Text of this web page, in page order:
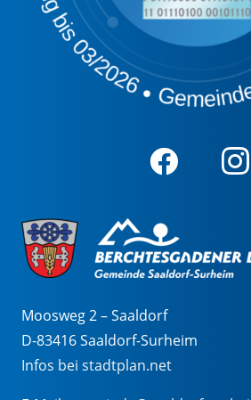
Moosweg 2 – Saaldorf
D-83416 Saaldorf-Surheim
Infos bei stadtplan.net